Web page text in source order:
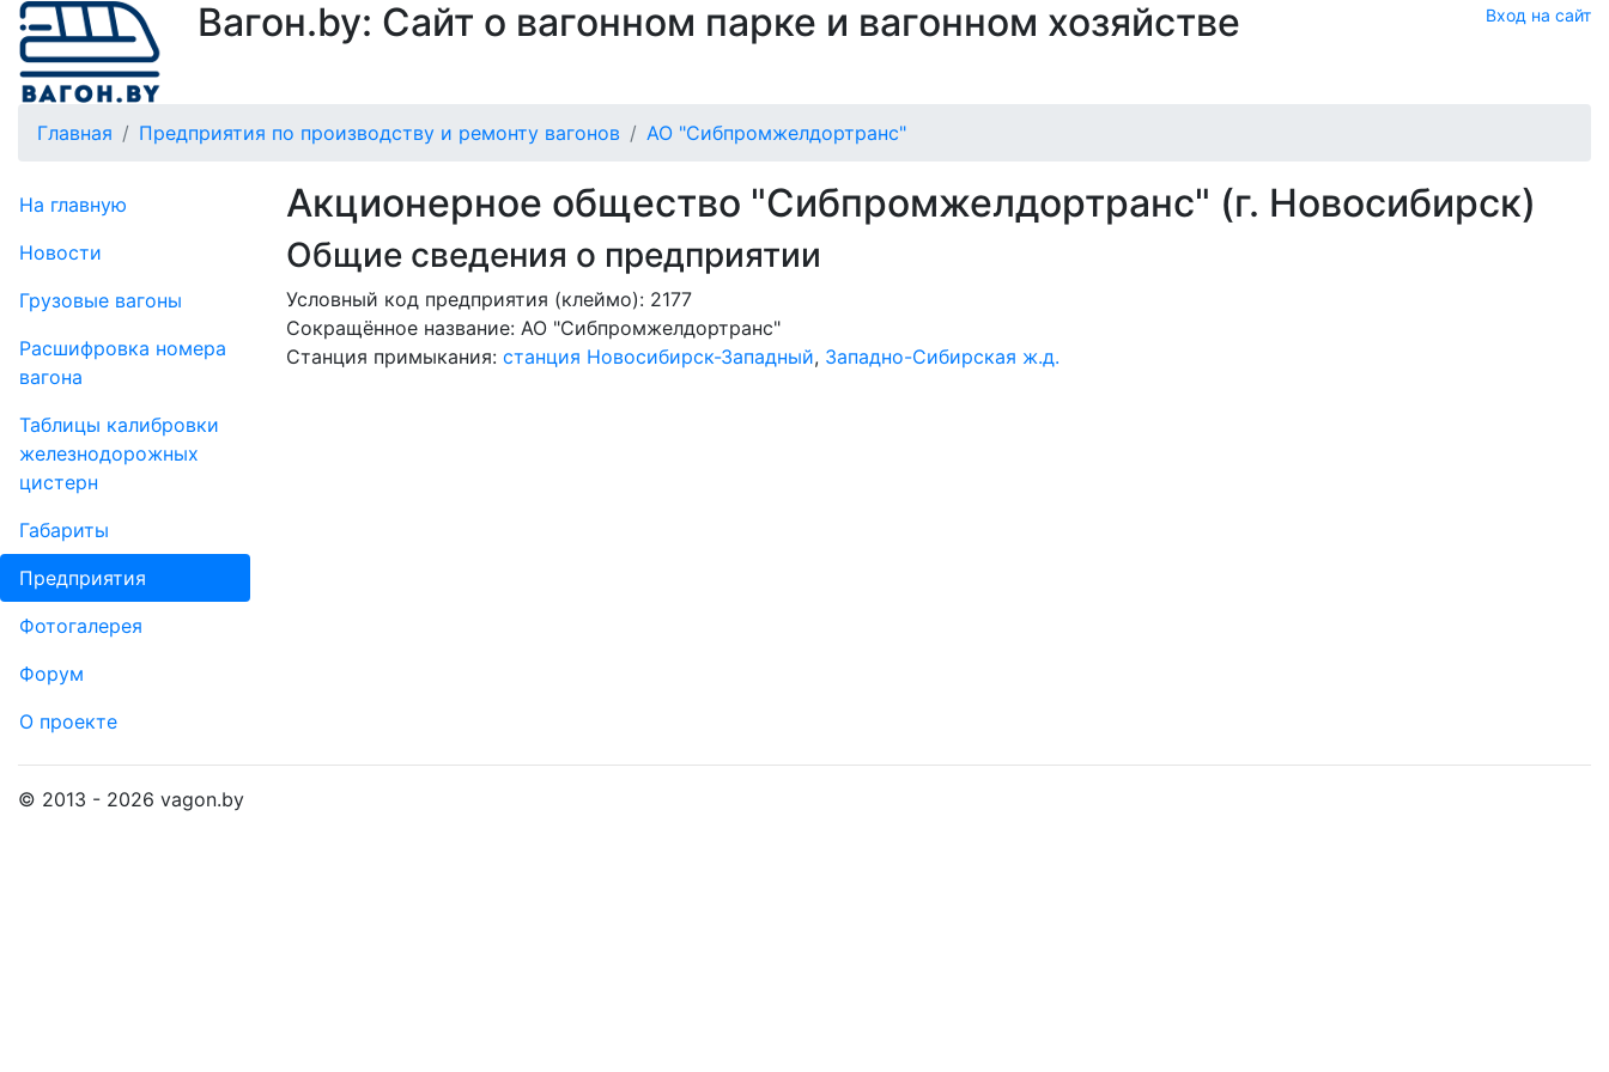
Вагон.by: Сайт о вагонном парке и вагонном хозяйстве Вход на сайт
Главная Предприятия по производству и ремонту вагонов АО "Сибпромжелдортранс"
На главную
Новости
Грузовые вагоны
Рас­шифров­ка номера
вагона
Таблицы калибровки
же­лезно­дорожных
цистерн
Габариты
Пред­прия­тия
Фо­то­га­ле­рея
Форум
О проекте
Акционерное общество "Сибпромжелдортранс" (г. Новосибирск)
Общие сведения о предприятии
Условный код предприятия (клеймо): 2177
Сокращённое название: АО "Сибпромжелдортранс"
Станция примыкания: станция Новосибирск-Западный, Западно-Сибирская ж.д.
© 2013 - 2026 vagon.by